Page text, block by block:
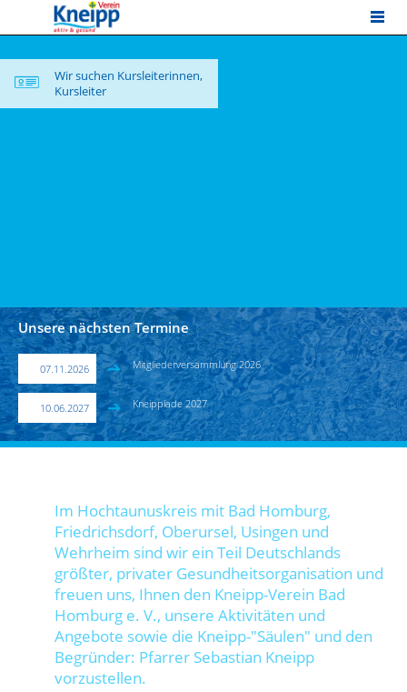
MENU
Wir suchen Kursleiterinnen,
Kursleiter
Unsere nächsten Termine
07.11.2026 Mitgliederversammlung 2026
10.06.2027 Kneippiade 2027
Im Hochtaunuskreis mit Bad Homburg,
Friedrichsdorf, Oberursel, Usingen und
Wehrheim sind wir ein Teil Deutschlands
größter, privater Gesundheitsorganisation und
freuen uns, Ihnen den Kneipp-Verein Bad
Homburg e. V., unsere Aktivitäten und
Angebote sowie die Kneipp-"Säulen" und den
Begründer: Pfarrer Sebastian Kneipp
vorzustellen.